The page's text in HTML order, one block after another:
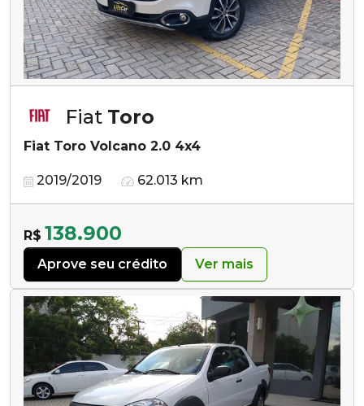
Fiat Toro
Fiat Toro Volcano 2.0 4x4
2019/2019 62.013 km
R$ 138.900
Aprove seu crédito Ver mais